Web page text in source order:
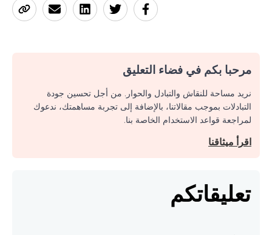
مرحبا بكم في فضاء التعليق
نريد مساحة للنقاش والتبادل والحوار. من أجل تحسين جودة
التبادلات بموجب مقالاتنا، بالإضافة إلى تجربة مساهمتك، ندعوك
لمراجعة قواعد الاستخدام الخاصة بنا.
اقرأ ميثاقنا
تعليقاتكم